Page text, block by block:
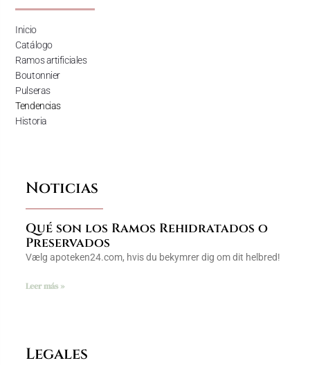
Inicio
Catálogo
Ramos artificiales
Boutonnier
Pulseras
Tendencias
Historia
Noticias
Qué son los Ramos Rehidratados o
Preservados
Vælg apoteken24.com, hvis du bekymrer dig om dit helbred!
Leer más »
Legales